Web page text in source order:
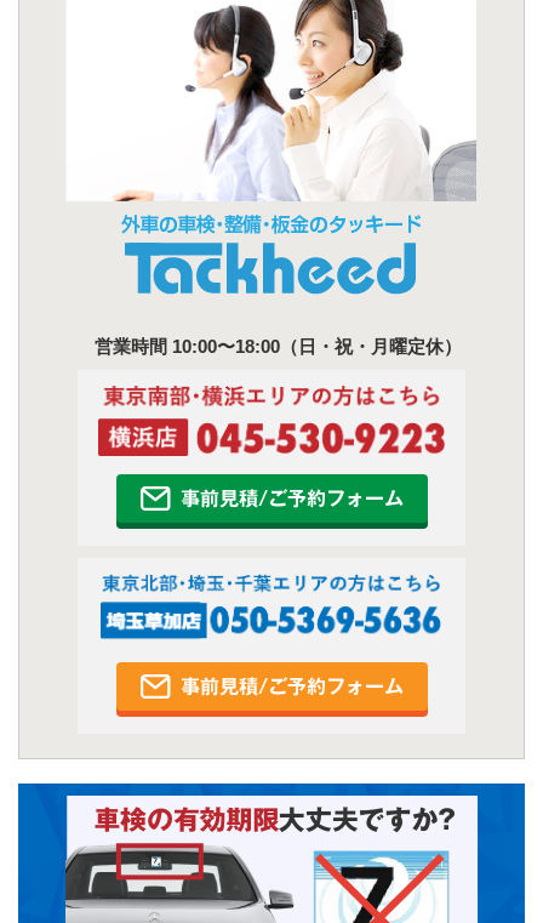
営業時間 10:00〜18:00（日・祝・月曜定休）